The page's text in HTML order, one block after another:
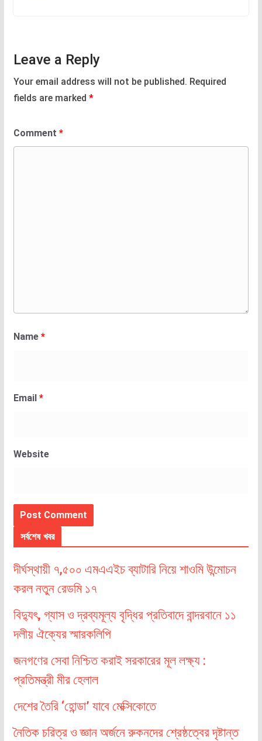
Leave a Reply
Your email address will not be published. Required
fields are marked *
Comment *
Name *
Email *
Website
সর্বশেষ খবর
দীর্ঘস্থায়ী ৭,৫০০ এমএএইচ ব্যাটারি নিয়ে শাওমি উন্মোচন
করল নতুন রেডমি ১৭
বিদ্যুৎ, গ্যাস ও দ্রব্যমূল্য বৃদ্ধির প্রতিবাদে বান্দরবানে ১১
দলীয় ঐক্যের স্মারকলিপি
জনগণের সেবা নিশ্চিত করাই সরকারের মূল লক্ষ্য :
প্রতিমন্ত্রী মীর হেলাল
দেশের তৈরি ‘হোন্ডা’ যাবে মেক্সিকোতে
নৈতিক চরিত্র ও জ্ঞান অর্জনে রুকনদের শ্রেষ্ঠত্বের দৃষ্টান্ত